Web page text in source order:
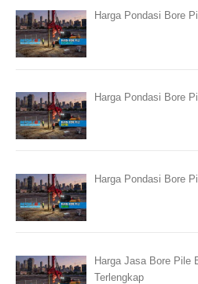
Harga Pondasi Bore
Harga Pondasi Bore
Harga Pondasi Bore
Harga Jasa Bore Pile
Terlengkap